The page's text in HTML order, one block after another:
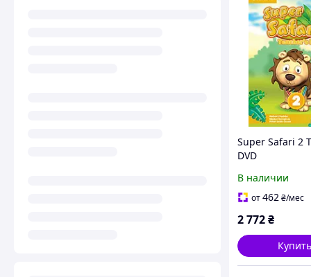
Super Safari 2
DVD
В наличии
от462₴/мес
2 772₴
Купить